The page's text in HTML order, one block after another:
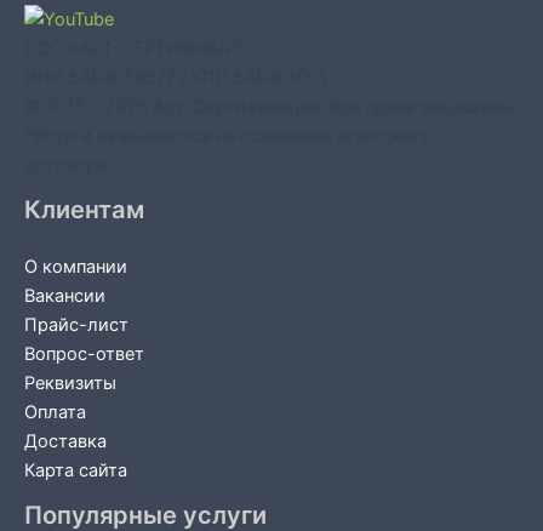
Клиентам
О компании
Вакансии
Прайс-лист
Вопрос-ответ
Реквизиты
Оплата
Доставка
Карта сайта
Популярные услуги